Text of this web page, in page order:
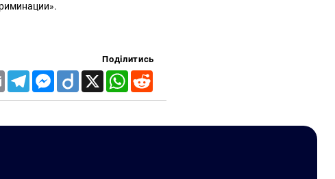
Поділитись
Email TelegramMessenger
Diigo X WhatsApp